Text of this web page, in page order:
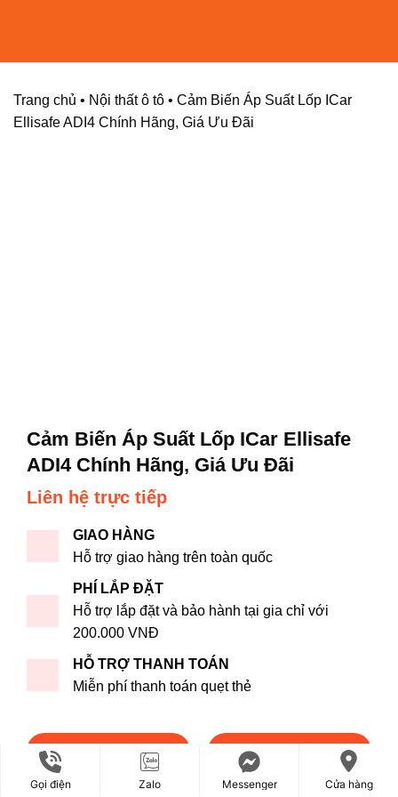
Trang chủ • Nội thất ô tô • Cảm Biến Áp Suất Lốp ICar
Ellisafe ADI4 Chính Hãng, Giá Ưu Đãi
Cảm Biến Áp Suất Lốp ICar Ellisafe
ADI4 Chính Hãng, Giá Ưu Đãi
Liên hệ trực tiếp
GIAO HÀNG
Hỗ trợ giao hàng trên toàn quốc
PHÍ LẮP ĐẶT
Hỗ trợ lắp đặt và bảo hành tại gia chỉ với
200.000 VNĐ
HỖ TRỢ THANH TOÁN
Miễn phí thanh toán quẹt thẻ
ĐẶT HÀNG NHANH MUA TRẢ GÓP